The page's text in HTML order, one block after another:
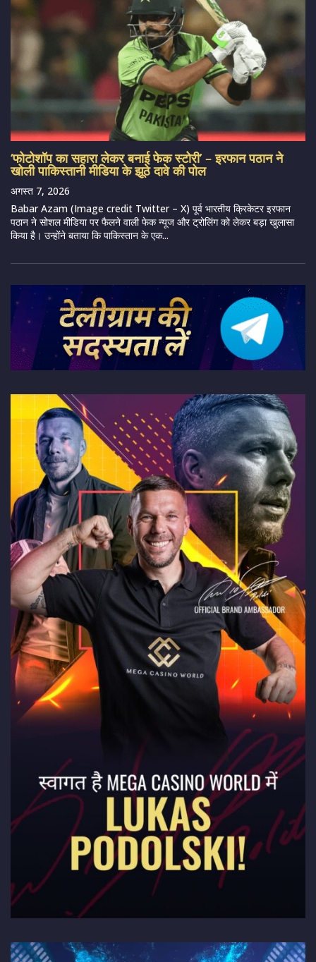
‘फोटोशॉप का सहारा लेकर बनाई फेक स्टोरी’ – इरफान पठान ने
खोली पाकिस्तानी मीडिया के झूठे दावे की पोल
अगस्त 7, 2026
Babar Azam (Image credit Twitter – X) पूर्व भारतीय क्रिकेटर इरफान
पठान ने सोशल मीडिया पर फैलने वाली फेक न्यूज और ट्रोलिंग को लेकर बड़ा खुलासा
किया है। उन्होंने बताया कि पाकिस्तान के एक...